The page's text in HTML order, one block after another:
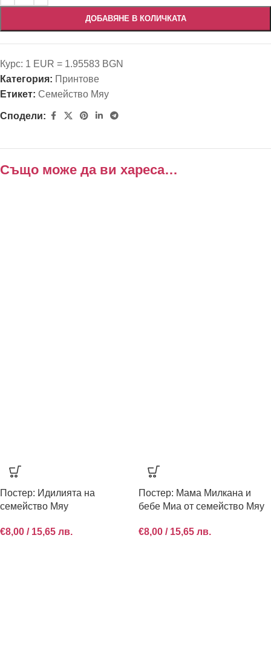
ДОБАВЯНЕ В КОЛИЧКАТА
Курс: 1 EUR = 1.95583 BGN
Категория: Принтове
Етикет: Семейство Мяу
Сподели:
Също може да ви хареса…
Постер: Идилията на
семейство Мяу
€8,00 / 15,65 лв.
Постер: Мама Милкана и
бебе Миа от семейство Мяу
€8,00 / 15,65 лв.